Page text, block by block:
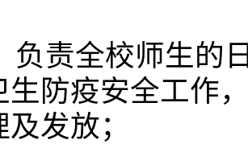
负责全校师生的
生防疫安全工作
发放；